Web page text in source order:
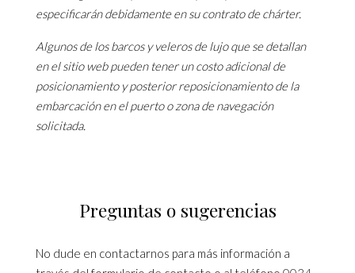
especificarán debidamente en su contrato de chárter.
Algunos de los barcos y veleros de lujo que se detallan
en el sitio web pueden tener un costo adicional de
posicionamiento y posterior reposicionamiento de la
embarcación en el puerto o zona de navegación
solicitada.
Preguntas o sugerencias
No dude en contactarnos para más información a